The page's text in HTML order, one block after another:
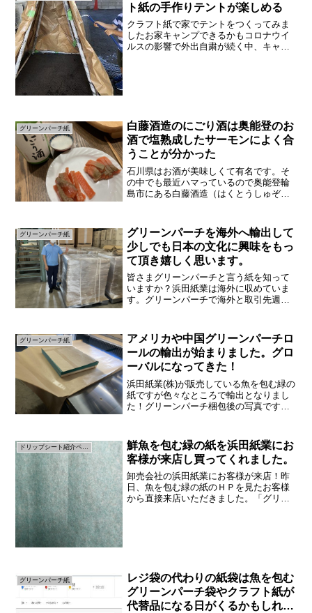
ト紙の手作りテントが楽しめる
クラフト紙で家でテントをつくってみま
したお家キャンプできるかもコロナウイ
ルスの影響で外出自粛が続く中、キャン
グリーンパーチ紙
白藤酒造のにごり酒は奥能登のお
酒で塩熟成したサーモンによく合
うことが分かった
石川県はお酒が美味しくて有名です。そ
の中でも最近ハマっているので奥能登輪
島市にある白藤酒造（はくとうしゅぞ
らいました。２０代の時はビールばかり
飲んでいました。（今もです...
グリーンパーチ紙
グリーンパーチを海外へ輸出して
少しでも日本の文化に興味をもっ
て頂き嬉しく思います。
皆さまグリーンパーチと言う紙を知って
いますか？浜田紙業は海外に収めていま
す。グリーンパーチで海外と取引先週ス
注文頂いていたので、要領は分かってい
ても注文内容を聞いたとき...
グリーンパーチ紙
アメリカや中国グリーンパーチロ
ールの輸出が始まりました。グロ
ーバルになってきた！
浜田紙業(株)が販売している魚を包む緑の
紙ですが色々なところで輸出となりまし
た！グリーンパーチ梱包後の写真です。
チ紙の輸出が２件ありました。アメリカ
と中国に納品というこ...
鮮魚を包む緑の紙を浜田紙業にお
客様が来店し買ってくれました。
卸売会社の浜田紙業にお客様が来店！昨
日、魚を包む緑の紙のＨＰを見たお客様
から直接来店いただきました。「グリー
グリーンパーチ紙
レジ袋の代わりの紙袋は魚を包む
グリーンパーチ袋やクラフト紙が
代替品になる日がくるかもしれな